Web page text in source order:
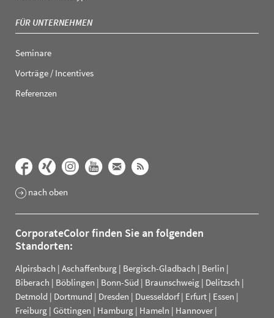
FÜR UNTERNEHMEN
Seminare
Vorträge / Incentives
Referenzen
nach oben
CorporateColor finden Sie an folgenden
Standorten:
Alpirsbach | Aschaffenburg | Bergisch-Gladbach | Berlin |
Biberach | Böblingen | Bonn-Süd | Braunschweig | Delitzsch |
Detmold | Dortmund | Dresden | Duesseldorf| Erfurt | Essen |
Freiburg | Göttingen | Hamburg | Hameln | Hannover |